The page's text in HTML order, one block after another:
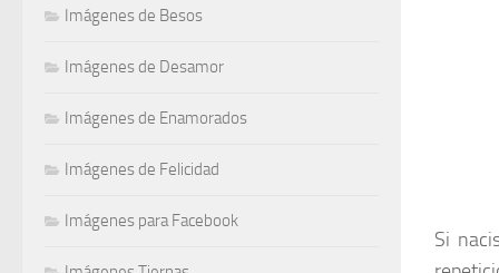
Si
Imágenes de Besos
Imágenes de Desamor
Imágenes de Enamorados
Imágenes de Felicidad
Imágenes para Facebook